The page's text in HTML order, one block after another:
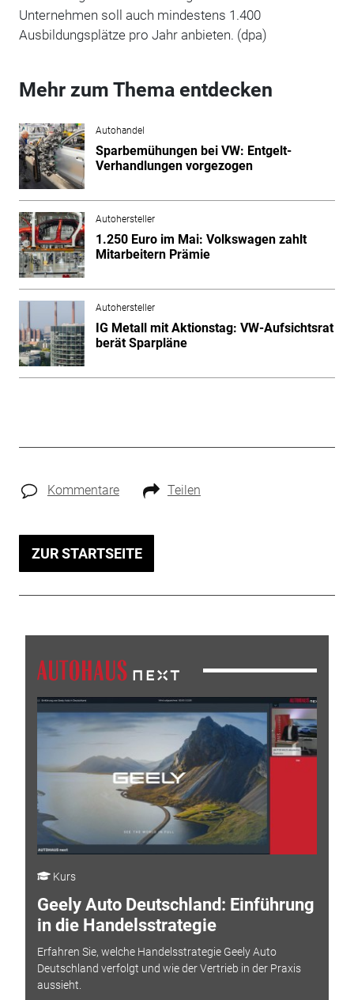
Unternehmen soll auch mindestens 1.400
Ausbildungsplätze pro Jahr anbieten. (dpa)
Mehr zum Thema entdecken
Autohandel
Sparbemühungen bei VW: Entgelt-
Verhandlungen vorgezogen
Autohersteller
1.250 Euro im Mai: Volkswagen zahlt
Mitarbeitern Prämie
Autohersteller
IG Metall mit Aktionstag: VW-Aufsichtsrat
berät Sparpläne
Kommentare Teilen
ZUR STARTSEITE
Kurs
Geely Auto Deutschland: Einführung
in die Handelsstrategie
Erfahren Sie, welche Handelsstrategie Geely Auto
Deutschland verfolgt und wie der Vertrieb in der Praxis
aussieht.